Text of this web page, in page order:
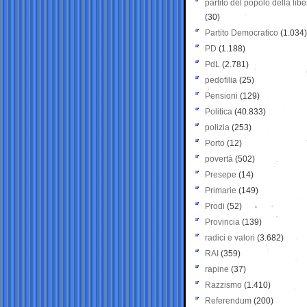
partito del popolo della
(30)
Partito Democratico (1.034)
PD (1.188)
PdL (2.781)
pedofilia (25)
Pensioni (129)
Politica (40.833)
polizia (253)
Porto (12)
povertà (502)
Presepe (14)
Primarie (149)
Prodi (52)
Provincia (139)
radici e valori (3.682)
RAI (359)
rapine (37)
Razzismo (1.410)
Referendum (200)